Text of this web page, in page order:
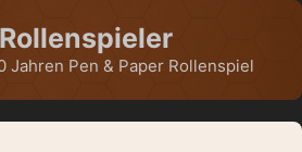
Jahren Pen & Paper Rollenspiel